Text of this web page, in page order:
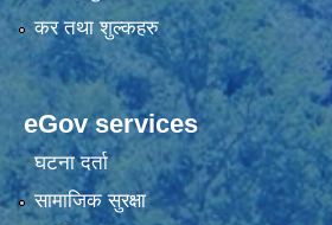
कर तथा शुल्कहरु
eGov services
घटना दर्ता
सामाजिक सुरक्षा